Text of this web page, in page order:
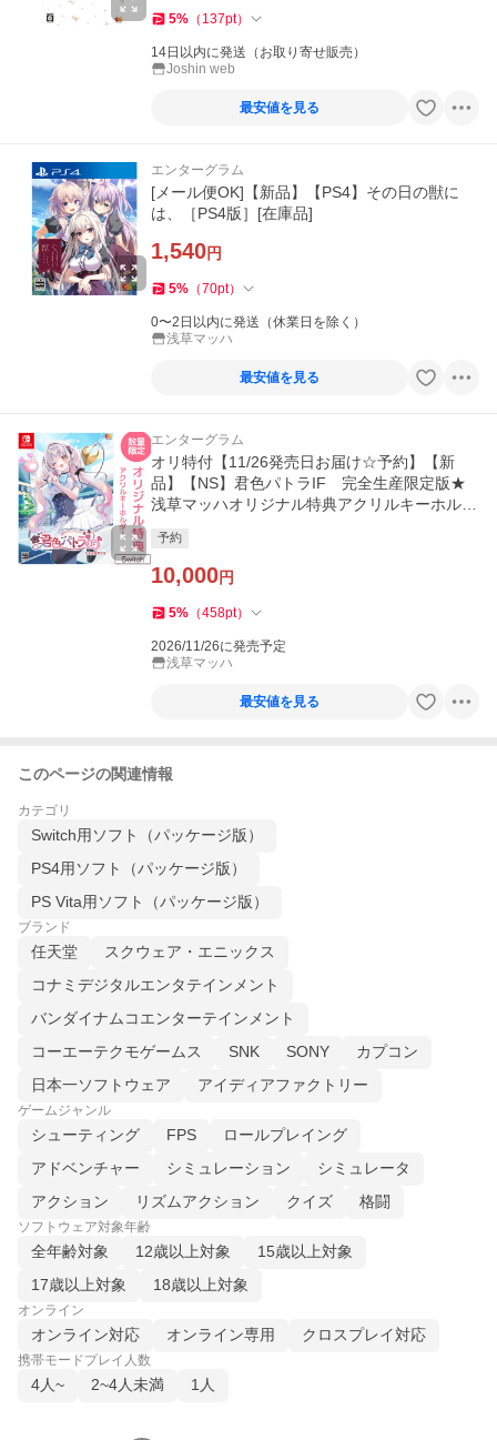
5% （ 137pt）
14日以内に発送（お取り寄せ販売）
Joshin web
最安値を見る
エンターグラム
[メール便OK]【新品】【PS4】その日の獣に
は、［PS4版］[在庫品]
1,540円
5% （70pt）
0〜2日以内に発送（休業日を除く）
浅草マッハ
最安値を見る
エンターグラム
オリ特付【11/26発売日お届け☆予約】【新
品】【NS】君色パトラIF 完全生産限定版★
浅草マッハオリジナル特典アクリルキーホルダ
予約
10,000円
5% （458pt）
2026/11/26に発売予定
浅草マッハ
最安値を見る
このページの関連情報
カテゴリ
Switch用ソフト（パッケージ版）
PS4用ソフト（パッケージ版）
PS Vita用ソフト（パッケージ版）
ブランド
任天堂
スクウェア・エニックス
コナミデジタルエンタテインメント
バンダイナムコエンターテインメント
コーエーテクモゲームス
SNK SONY
カプコン
日本一ソフトウェア
アイディアファクトリー
ゲームジャンル
シューティング FPS
ロールプレイング
アドベンチャー
シミュレーション
シミュレータ
アクション
リズムアクション クイズ 格闘
ソフトウェア対象年齢
全年齢対象 12歳以上対象
15歳以上対象
17歳以上対象
18歳以上対象
オンライン
オンライン対応 オンライン専用 クロスプレイ対応
携帯モードプレイ人数
4人~ 2~4人未満 1人